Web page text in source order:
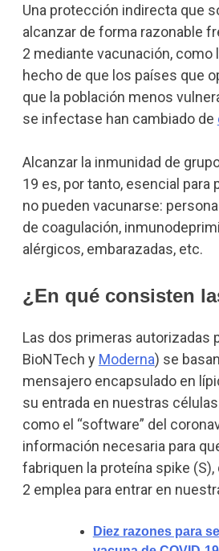
Una protección indirecta que
alcanzar de forma razonable
2 mediante vacunación, como
hecho de que los países que
que la población menos
se infectase han cambiado de
Alcanzar la inmunidad de
19 es, por tanto, esencial para
no pueden vacunarse:
de coagulación,
alérgicos, embarazadas, etc.
¿En qué consisten
Las dos primeras autorizadas
BioNTech y Moderna) se
mensajero encapsulado en
su entrada en nuestras
como el “software” del
información necesaria para
fabriquen la proteína spike (S),
2 emplea para entrar en
Diez razones para